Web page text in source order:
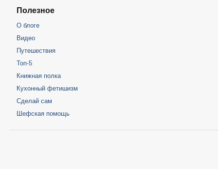
Полезное
О блоге
Видео
Путешествия
Топ-5
Книжная полка
Кухонный фетишизм
Сделай сам
Шефская помощь